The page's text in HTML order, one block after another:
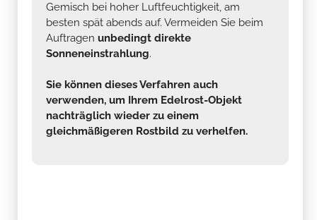
Gemisch bei hoher Luftfeuchtigkeit, am
besten spät abends auf. Vermeiden Sie beim
Auftragen unbedingt direkte
Sonneneinstrahlung.
Sie können dieses Verfahren auch
verwenden, um Ihrem Edelrost-Objekt
nachträglich wieder zu einem
gleichmäßigeren Rostbild zu verhelfen.